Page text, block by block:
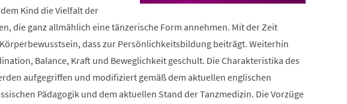
Kind die Vielfalt der
die ganz allmählich eine tänzerische Form annehmen. Mit der Zeit
dass zur Persönlichkeitsbildung beiträgt. Weiterhin
Balance, Kraft und Beweglichkeit geschult. Die Charakteristika des
aufgegriffen und modifiziert gemäß dem aktuellen englischen
Pädagogik und dem aktuellen Stand der Tanzmedizin. Die Vorzüge